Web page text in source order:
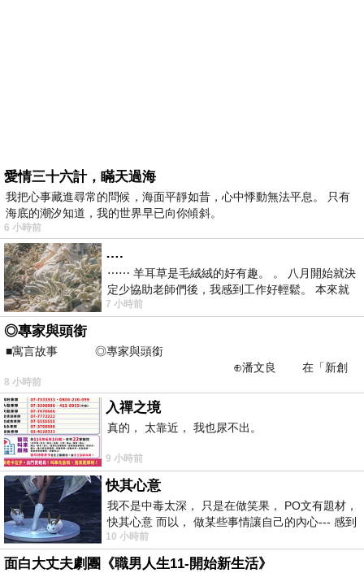
愛情三十六計，瞞天過海
我把心事藏進尋常的問候，海面平靜如昔，心中悸動無法平息。 只有
海底的潮汐知道，我的世界早已向你傾斜。
6 小時前
….
⋯⋯ 羊耳草是毛絨絨的好有趣。 。 八月開始就決
定少協助老師們後，我感到工作好輕鬆。 本來就
不是我的工作啊。 真
7 小時前
◎專家與頭銜
■寓言故事 ◎專家與頭銜
⊕潘文良 在「新創
之谷」裡——
8 小時前
入禪之境
真的， 太靠近， 我也尿不出。
9 小時前
快其心意
我不是中毒太深， 只是在做笑果， PO文有題材，
快其心意 而以， 做某些事情讓自己的內心--- 感到
愉快。
10 小時前
面白大丈夫劇團《職男人生11-開始新生活》